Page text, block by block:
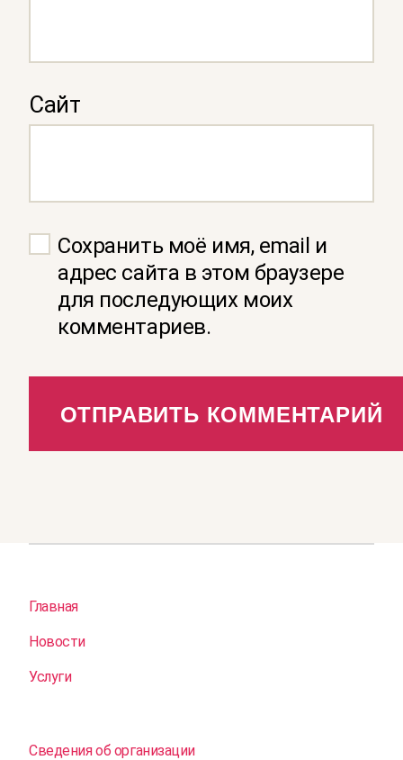
Сайт
Сохранить моё имя, email и
адрес сайта в этом браузере
для последующих моих
комментариев.
Главная
Новости
Услуги
Сведения об организации